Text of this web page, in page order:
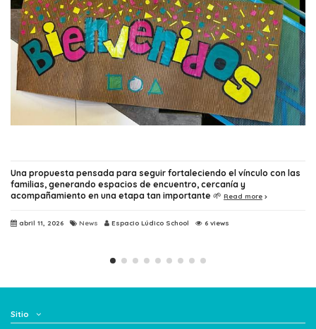
las
Read more
noviembre 10, 2025 Espacio Ludico School
Sitio